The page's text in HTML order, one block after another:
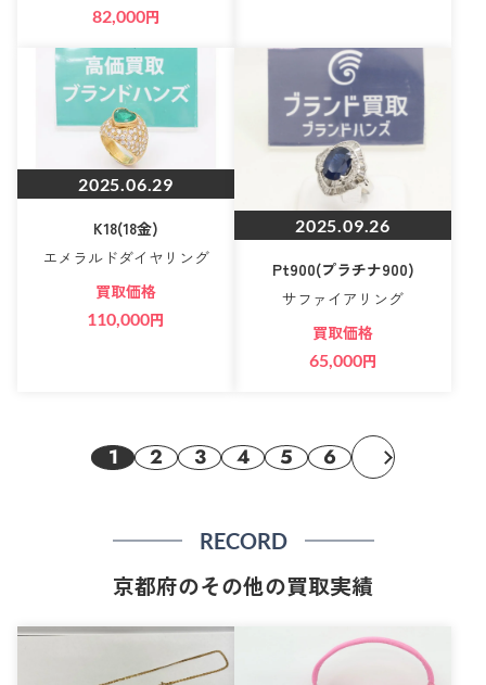
82,000円
2025.06.29
K18(18金)
エメラルドダイヤリング
買取価格
110,000円
2025.09.26
Pt900(プラチナ900)
サファイアリング
買取価格
65,000円
1 2 3 4 5 6
RECORD
京都府のその他の買取実績